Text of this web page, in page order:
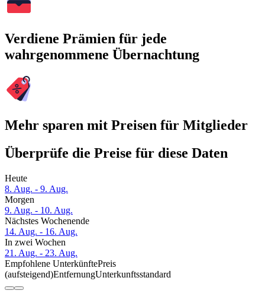
Verdiene Prämien für jede
wahrgenommene Übernachtung
Mehr sparen mit Preisen für Mitglieder
Überprüfe die Preise für diese Daten
Heute
8. Aug. - 9. Aug.
Morgen
9. Aug. - 10. Aug.
Nächstes Wochenende
14. Aug. - 16. Aug.
In zwei Wochen
21. Aug. - 23. Aug.
Empfohlene UnterkünftePreis
(aufsteigend)EntfernungUnterkunftsstandard